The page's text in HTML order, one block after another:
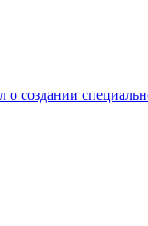
создании